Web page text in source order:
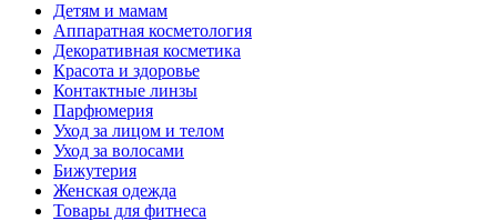
Детям и мамам
Аппаратная косметология
Декоративная косметика
Красота и здоровье
Контактные линзы
Парфюмерия
Уход за лицом и телом
Уход за волосами
Бижутерия
Женская одежда
Товары для фитнеса